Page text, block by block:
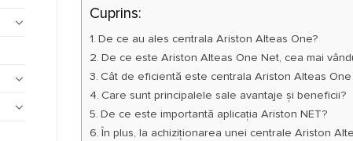
Cuprins:
De ce au ales centrala Ariston Alteas One?
De ce este Ariston Alteas One Net, cea mai
Cât de eficientă este centrala Ariston Alteas One
Care sunt principalele sale avantaje și beneficii?
De ce este importantă aplicația Ariston NET?
În plus, la achiziționarea unei centrale Ariston